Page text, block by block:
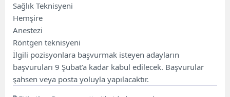
Sağlık Teknisyeni
Hemşire
Anestezi
Röntgen teknisyeni
İlgili pozisyonlara başvurmak isteyen adayların
başvuruları 9 Şubat’a kadar kabul edilecek. Başvurular
şahsen veya posta yoluyla yapılacaktır.